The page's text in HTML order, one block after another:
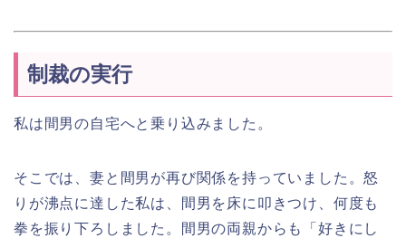
制裁の実行
私は間男の自宅へと乗り込みました。
そこでは、妻と間男が再び関係を持っていました。怒
りが沸点に達した私は、間男を床に叩きつけ、何度も
拳を振り下ろしました。間男の両親からも「好きにし